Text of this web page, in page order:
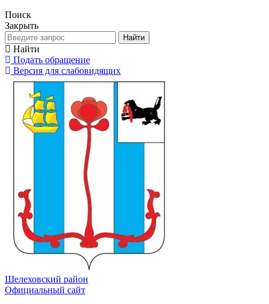
Поиск
Закрыть
Найти
Найти
Подать обращение
Версия для слабовидящих
Шелеховский район
Официальный сайт